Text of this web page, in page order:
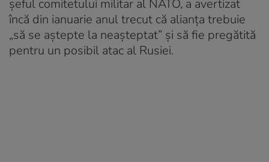
șeful comitetului militar al NATO, a avertizat
încă din ianuarie anul trecut că alianța trebuie
„să se aștepte la neașteptat” și să fie pregătită
pentru un posibil atac al Rusiei.